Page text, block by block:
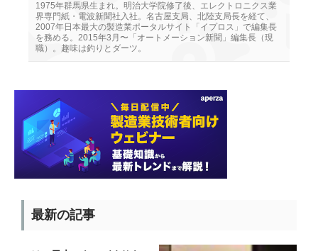
1975年群馬県生まれ。明治大学院修了後、エレクトロニクス業
界専門紙・電波新聞社入社。名古屋支局、北陸支局長を経て、
2007年日本最大の製造業ポータルサイト「イプロス」で編集長
を務める。2015年3月〜「オートメーション新聞」編集長（現
職）。趣味は釣りとダーツ。
最新の記事